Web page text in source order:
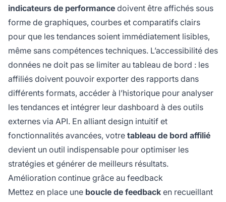
indicateurs de performance doivent être affichés sous
forme de graphiques, courbes et comparatifs clairs
pour que les tendances soient immédiatement lisibles,
même sans compétences techniques. L’accessibilité des
données ne doit pas se limiter au tableau de bord : les
affiliés doivent pouvoir exporter des rapports dans
différents formats, accéder à l’historique pour analyser
les tendances et intégrer leur dashboard à des outils
externes via API. En alliant design intuitif et
fonctionnalités avancées, votre tableau de bord affilié
devient un outil indispensable pour optimiser les
stratégies et générer de meilleurs résultats.
Amélioration continue grâce au feedback
Mettez en place une boucle de feedback en recueillant